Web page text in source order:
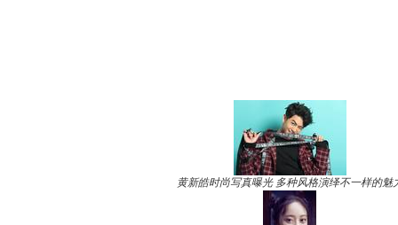
黄新皓时尚写真曝光 多种风格演绎不一样的魅